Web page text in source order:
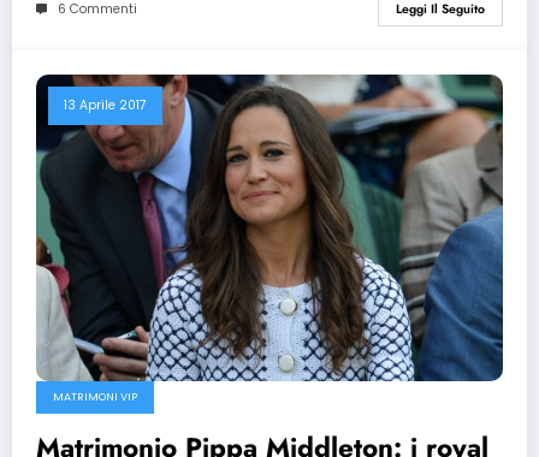
6 Commenti Leggi Il Seguito
13 Aprile 2017
MATRIMONI VIP
Matrimonio Pippa Middleton: i royal